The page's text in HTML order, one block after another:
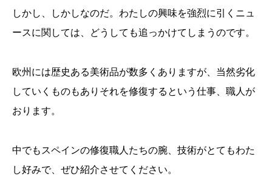
しかし、しかしなのだ。わたしの興味を強烈に引くニュ
ースに関しては、どうしても追っかけてしまうのです。
欧州には歴史ある美術品が数多くありますが、当然劣化
していくものもありそれを修復するという仕事、職人が
おります。
中でもスペインの修復職人たちの腕、技術がとてもわた
し好みで、ぜひ紹介させてください。